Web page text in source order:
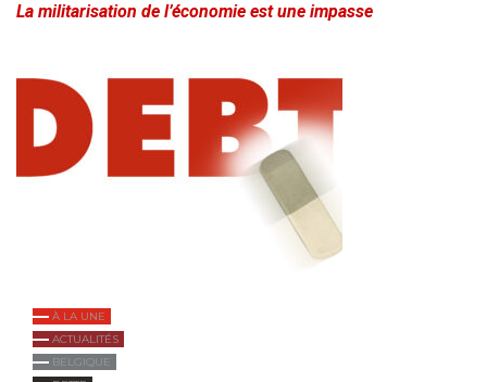
La militarisation de l’économie est une impasse
À LA UNE
ACTUALITÉS
BELGIQUE